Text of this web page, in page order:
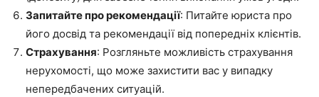
Запитайте про рекомендації: Питайте юриста про
його досвід та рекомендації від попередніх клієнтів.
Страхування: Розгляньте можливість страхування
нерухомості, що може захистити вас у випадку
непередбачених ситуацій.